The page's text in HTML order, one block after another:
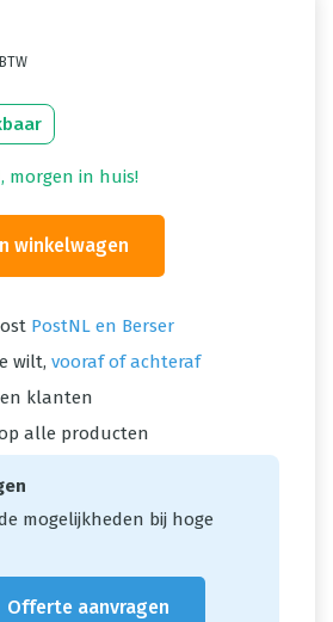
morgen in huis!
winkelwagen
PostNL en Berser
wilt, vooraf of achteraf
klanten
alle producten
mogelijkheden bij hoge
Offerte aanvragen